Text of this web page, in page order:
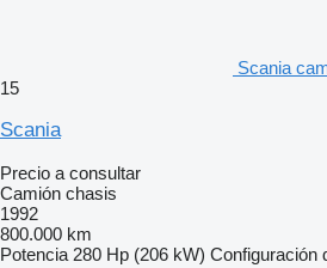
Scania
15
Scania
Precio a consultar
Camión chasis
1992
800.000 km
Potencia 280 Hp (206 kW) Configuración